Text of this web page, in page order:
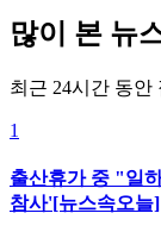
많이 본 뉴
최근 24시간 동안
1
출산휴가 중 "일
참사'[뉴스속오늘]